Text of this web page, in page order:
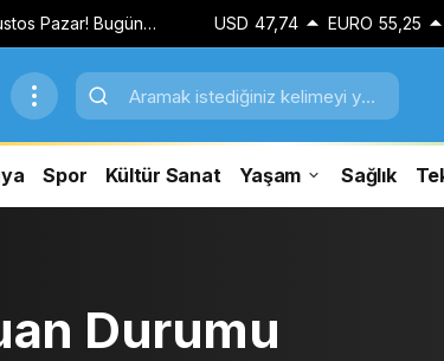
Pazar! Bugün USD 47,74 EURO 55,25
Spor Kültür Sanat Yaşam Sağlık
Durumu